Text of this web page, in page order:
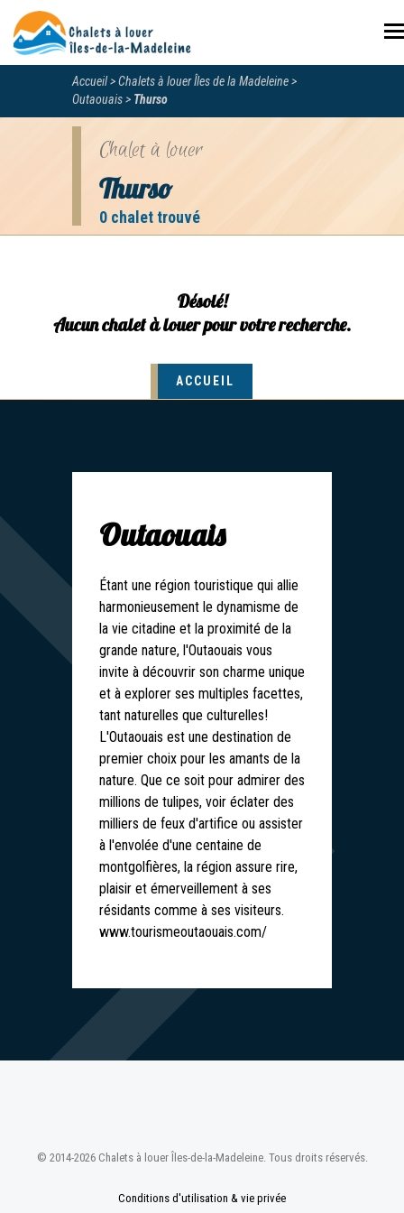
Accueil
Chalets à louer Îles de la Madeleine
Outaouais
Thurso
Chalet à louer
Thurso
0 chalet trouvé
Désolé!
Aucun chalet à louer pour votre recherche.
ACCUEIL
Outaouais
Étant une région touristique qui allie
harmonieusement le dynamisme de
la vie citadine et la proximité de la
grande nature, l'Outaouais vous
invite à découvrir son charme unique
et à explorer ses multiples facettes,
tant naturelles que culturelles!
L'Outaouais est une destination de
premier choix pour les amants de la
nature. Que ce soit pour admirer des
millions de tulipes, voir éclater des
milliers de feux d'artifice ou assister
à l'envolée d'une centaine de
montgolfières, la région assure rire,
plaisir et émerveillement à ses
résidants comme à ses visiteurs.
www.tourismeoutaouais.com/
© 2014-2026 Chalets à louer Îles-de-la-Madeleine. Tous droits réservés.
Conditions d'utilisation & vie privée